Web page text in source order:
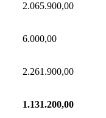
2.065.900,00
6.000,00
2.261.900,00
1.131.200,00